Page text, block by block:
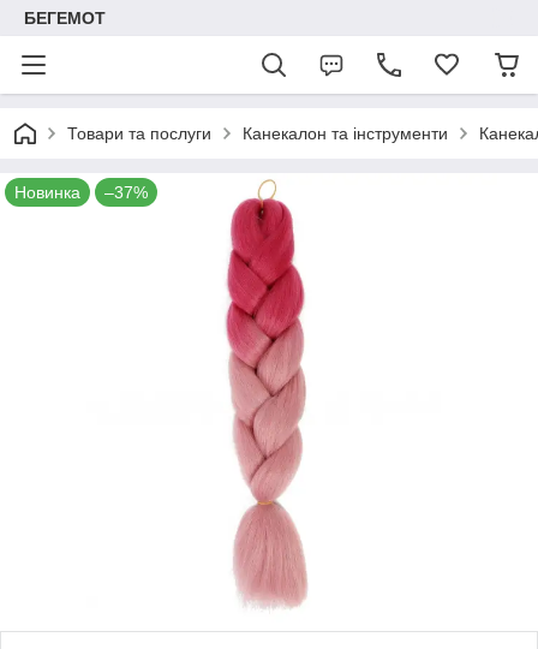
БЕГЕМОТ
Товари та послуги Канекалон та інструменти
Новинка –37%